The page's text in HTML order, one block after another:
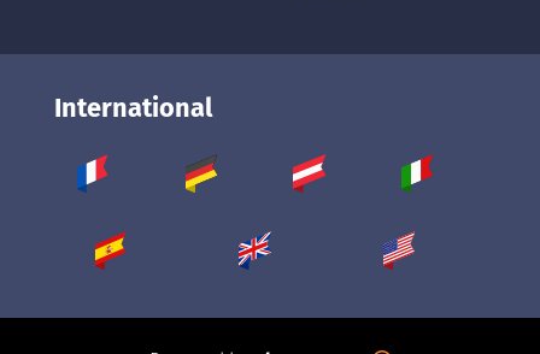
International